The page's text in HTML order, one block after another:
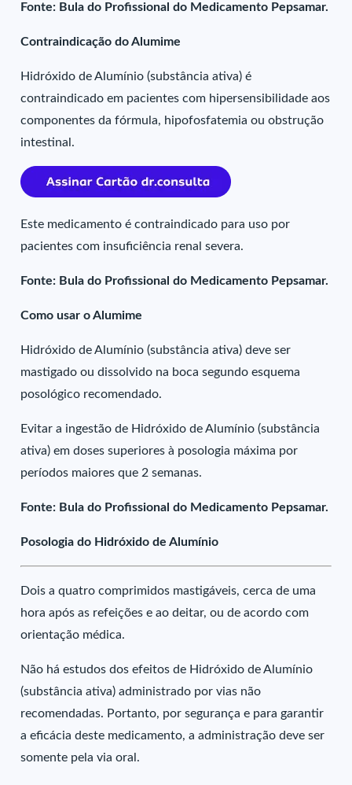
Fonte: Bula do Profissional do Medicamento Pepsamar.
Contraindicação do Alumime
Hidróxido de Alumínio (substância ativa) é
contraindicado em pacientes com hipersensibilidade aos
componentes da fórmula, hipofosfatemia ou obstrução
intestinal.
Este medicamento é contraindicado para uso por
pacientes com insuficiência renal severa.
Fonte: Bula do Profissional do Medicamento Pepsamar.
Como usar o Alumime
Hidróxido de Alumínio (substância ativa) deve ser
mastigado ou dissolvido na boca segundo esquema
posológico recomendado.
Evitar a ingestão de Hidróxido de Alumínio (substância
ativa) em doses superiores à posologia máxima por
períodos maiores que 2 semanas.
Fonte: Bula do Profissional do Medicamento Pepsamar.
Posologia do Hidróxido de Alumínio
Dois a quatro comprimidos mastigáveis, cerca de uma
hora após as refeições e ao deitar, ou de acordo com
orientação médica.
Não há estudos dos efeitos de Hidróxido de Alumínio
(substância ativa) administrado por vias não
recomendadas. Portanto, por segurança e para garantir
a eficácia deste medicamento, a administração deve ser
somente pela via oral.